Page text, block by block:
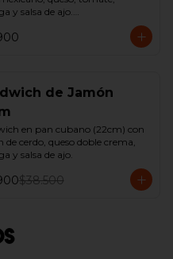
y salsa de ajo.
de Jamón
en pan cubano (22cm) con
de cerdo, queso doble crema,
y salsa de ajo.
$38.500